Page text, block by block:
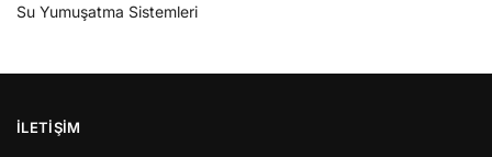
Su Yumuşatma Sistemleri
İLETIŞIM